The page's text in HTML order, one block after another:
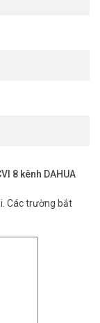
8 kênh DAHUA
Các trường bắt